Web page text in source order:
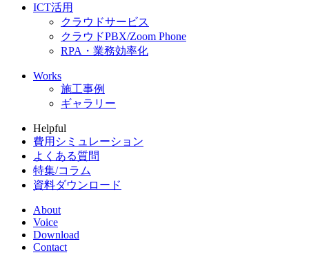
ICT活用
クラウドサービス
クラウドPBX/Zoom Phone
RPA・業務効率化
Works
施工事例
ギャラリー
Helpful
費用シミュレーション
よくある質問
特集/コラム
資料ダウンロード
About
Voice
Download
Contact